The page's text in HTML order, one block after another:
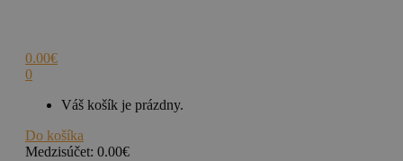
0.00€
0
Váš košík je prázdny.
Do košíka
Medzisúčet: 0.00€